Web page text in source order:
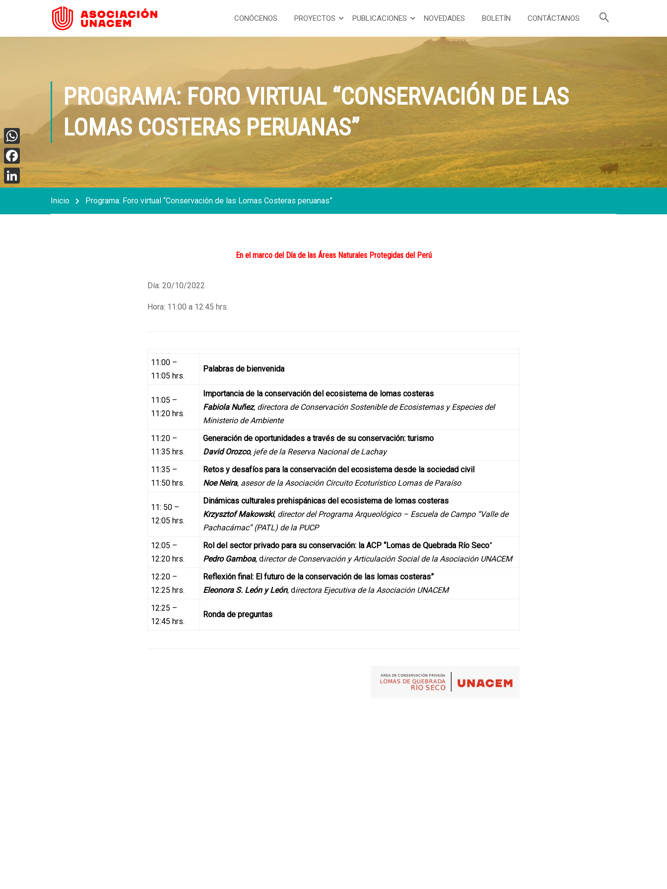
CONÓCENOS PROYECTOS PUBLICACIONES NOVEDADES BOLETÍN CONTÁCTANOS
PROGRAMA: FORO VIRTUAL “CONSERVACIÓN DE LAS
LOMAS COSTERAS PERUANAS”
Inicio Programa: Foro virtual “Conservación de las Lomas Costeras peruanas”
En el marco del Día de las Áreas Naturales Protegidas del Perú
Día: 20/10/2022
Hora: 11:00 a 12:45 hrs.
11:00 –
11:05 hrs.
Palabras de bienvenida
11:05 –
11:20 hrs.
Importancia de la conservación del ecosistema de lomas costeras
Fabiola Nuñez, directora de Conservación Sostenible de Ecosistemas y Especies del
Ministerio de Ambiente
11:20 –
11:35 hrs.
Generación de oportunidades a través de su conservación: turismo
David Orozco, jefe de la Reserva Nacional de Lachay
11:35 –
11:50 hrs.
Retos y desafíos para la conservación del ecosistema desde la sociedad civil
Noe Neira, asesor de la Asociación Circuito Ecoturístico Lomas de Paraíso
11: 50 –
12:05 hrs.
Dinámicas culturales prehispánicas del ecosistema de lomas costeras
Krzysztof Makowski, director del Programa Arqueológico – Escuela de Campo “Valle de
Pachacámac” (PATL) de la PUCP
12:05 –
12:20 hrs.
Rol del sector privado para su conservación: la ACP “Lomas de Quebrada Río Seco”
Pedro Gamboa, director de Conservación y Articulación Social de la Asociación UNACEM
12:20 –
12:25 hrs.
Reflexión final: El futuro de la conservación de las lomas costeras”
Eleonora S. León y León, directora Ejecutiva de la Asociación UNACEM
12:25 –
12:45 hrs.
Ronda de preguntas
WhatsApp
Facebook